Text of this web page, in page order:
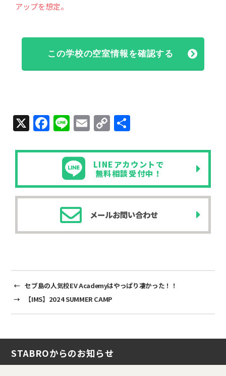
アップを想定。
この学校の空室情報を確認する
X
F
c
b
o
k
Li
e
E
ail
C
p
y
Li
n
k
LINEアカウントで
無料相談受付中！
メールお問い合わせ
← セブ島の人気校EV Academyはやっぱり凄かった！！
→
【IMS】2024 SUMMER CAMP
STABROからのお知らせ